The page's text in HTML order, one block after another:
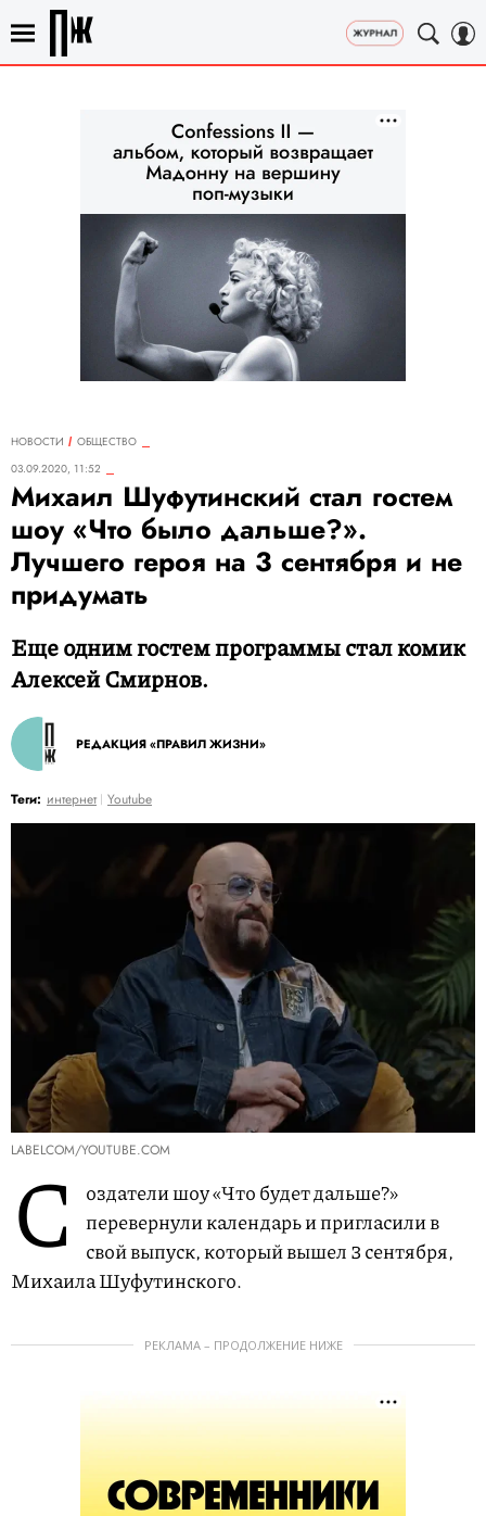
НОВОСТИ
ОБЩЕСТВО
03.09.2020, 11:52
Михаил Шуфутинский стал гостем
шоу «Что было дальше?».
Лучшего героя на 3 сентября и не
придумать
Еще одним гостем программы стал комик
Алексей Смирнов.
РЕДАКЦИЯ «ПРАВИЛ ЖИЗНИ»
Теги: интернет Youtube
LABELCOM/YOUTUBE.COM
С
оздатели шоу «Что будет дальше?»
перевернули календарь и пригласили в
свой выпуск, который вышел 3 сентября,
Михаила Шуфутинского.
РЕКЛАМА – ПРОДОЛЖЕНИЕ НИЖЕ